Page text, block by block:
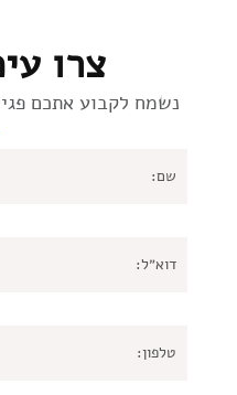
צרו
נשמח לקבוע אתכם